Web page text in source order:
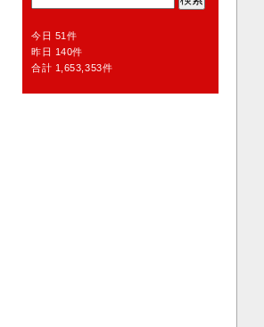
今日 51件
昨日 140件
合計 1,653,353件